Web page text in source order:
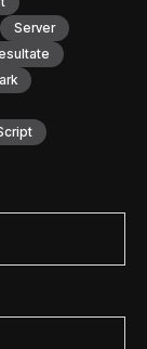
Server